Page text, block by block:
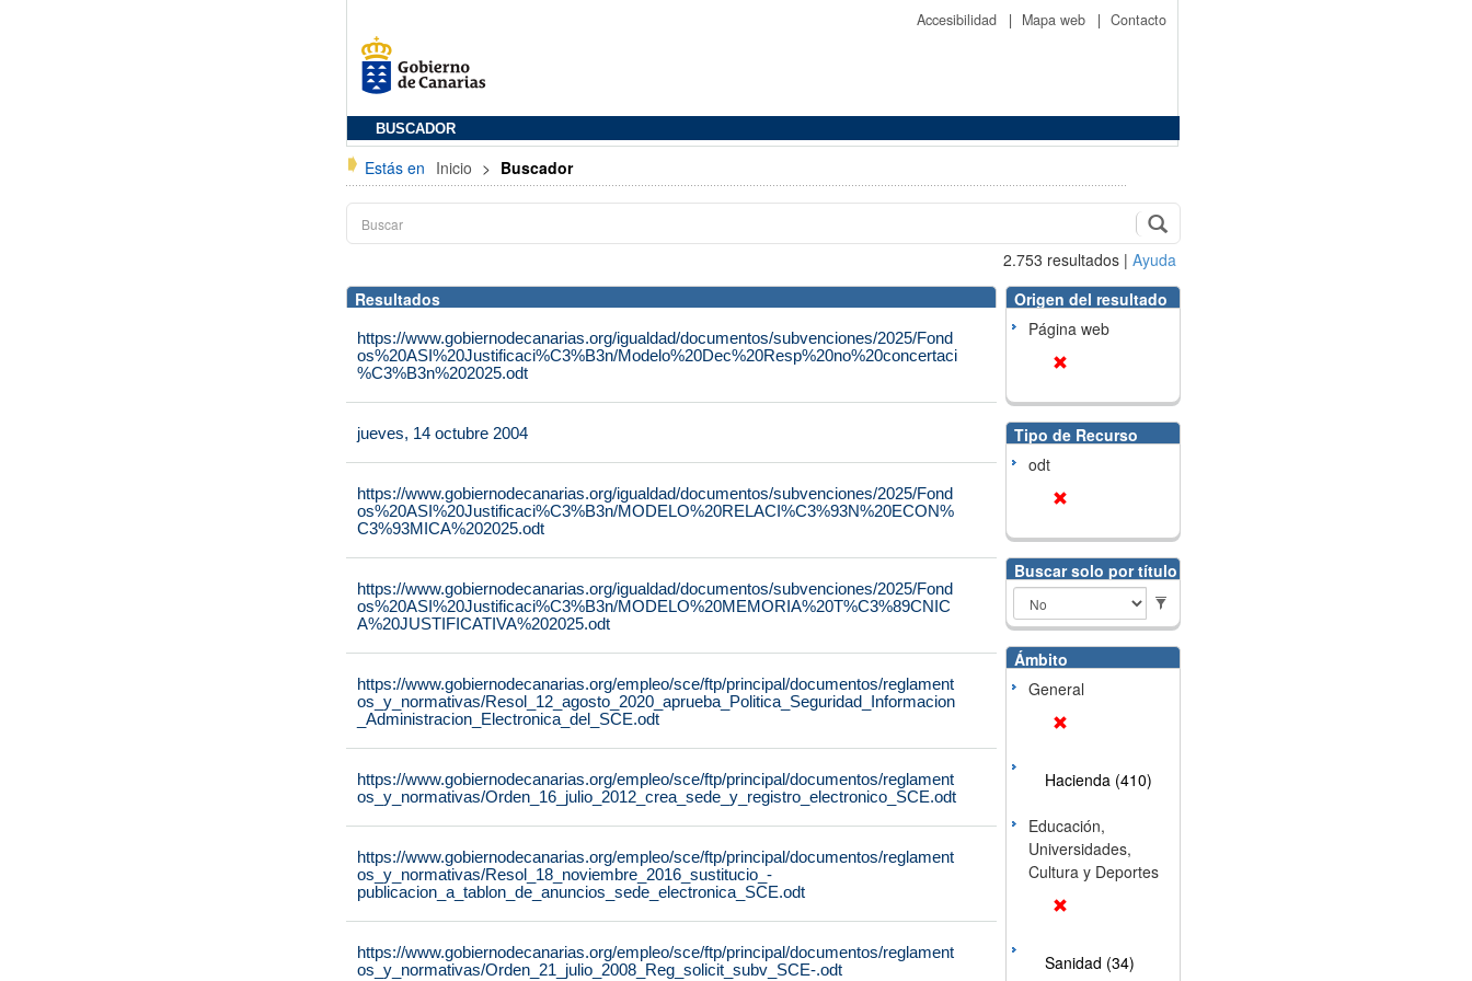
Accesibilidad | Mapa web | Contacto
BUSCADOR
Estás en Inicio > Buscador
2.753 resultados | Ayuda
Resultados
https://www.gobiernodecanarias.org/igualdad/documentos/subvenciones/2025/Fond
os%20ASI%20Justificaci%C3%B3n/Modelo%20Dec%20Resp%20no%20concertaci
%C3%B3n%202025.odt
jueves, 14 octubre 2004
https://www.gobiernodecanarias.org/igualdad/documentos/subvenciones/2025/Fond
os%20ASI%20Justificaci%C3%B3n/MODELO%20RELACI%C3%93N%20ECON%
C3%93MICA%202025.odt
https://www.gobiernodecanarias.org/igualdad/documentos/subvenciones/2025/Fond
os%20ASI%20Justificaci%C3%B3n/MODELO%20MEMORIA%20T%C3%89CNIC
A%20JUSTIFICATIVA%202025.odt
https://www.gobiernodecanarias.org/empleo/sce/ftp/principal/documentos/reglament
os_y_normativas/Resol_12_agosto_2020_aprueba_Politica_Seguridad_Informacion
_Administracion_Electronica_del_SCE.odt
https://www.gobiernodecanarias.org/empleo/sce/ftp/principal/documentos/reglament
os_y_normativas/Orden_16_julio_2012_crea_sede_y_registro_electronico_SCE.odt
https://www.gobiernodecanarias.org/empleo/sce/ftp/principal/documentos/reglament
os_y_normativas/Resol_18_noviembre_2016_sustitucio_-
publicacion_a_tablon_de_anuncios_sede_electronica_SCE.odt
https://www.gobiernodecanarias.org/empleo/sce/ftp/principal/documentos/reglament
os_y_normativas/Orden_21_julio_2008_Reg_solicit_subv_SCE-.odt
Origen del resultado
Página web
Tipo de Recurso
odt
Buscar solo por título
Ámbito
General
Hacienda (410)
Educación,
Universidades,
Cultura y Deportes
Sanidad (34)